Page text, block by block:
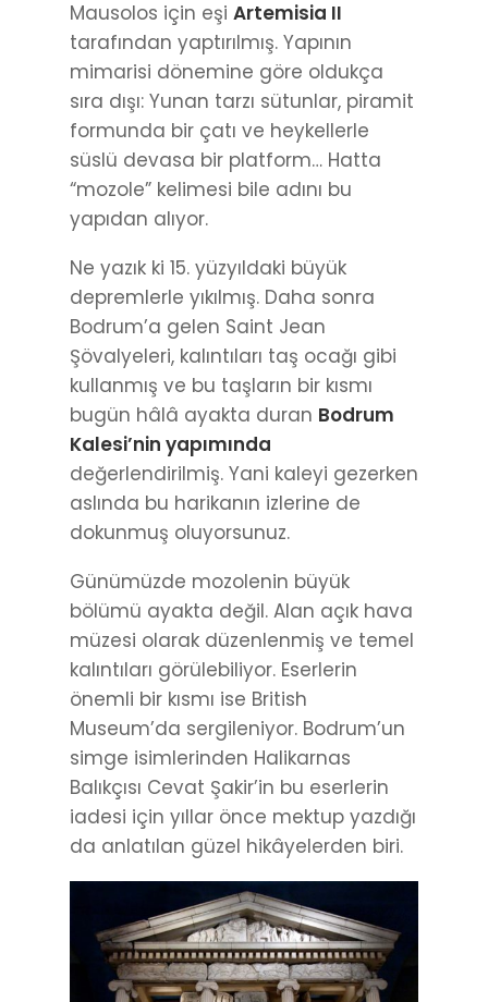
Mausolos için eşi Artemisia II
tarafından yaptırılmış. Yapının
mimarisi dönemine göre oldukça
sıra dışı: Yunan tarzı sütunlar, piramit
formunda bir çatı ve heykellerle
süslü devasa bir platform… Hatta
“mozole” kelimesi bile adını bu
yapıdan alıyor.
Ne yazık ki 15. yüzyıldaki büyük
depremlerle yıkılmış. Daha sonra
Bodrum’a gelen Saint Jean
Şövalyeleri, kalıntıları taş ocağı gibi
kullanmış ve bu taşların bir kısmı
bugün hâlâ ayakta duran Bodrum
Kalesi’nin yapımında
değerlendirilmiş. Yani kaleyi gezerken
aslında bu harikanın izlerine de
dokunmuş oluyorsunuz.
Günümüzde mozolenin büyük
bölümü ayakta değil. Alan açık hava
müzesi olarak düzenlenmiş ve temel
kalıntıları görülebiliyor. Eserlerin
önemli bir kısmı ise British
Museum’da sergileniyor. Bodrum’un
simge isimlerinden Halikarnas
Balıkçısı Cevat Şakir’in bu eserlerin
iadesi için yıllar önce mektup yazdığı
da anlatılan güzel hikâyelerden biri.